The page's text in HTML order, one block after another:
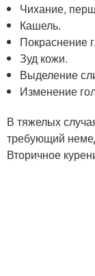
Чихание,
Кашель.
Покраснение
Зуд кожи.
Выделение
Изменение
В тяжелых
требующий
Вторичное